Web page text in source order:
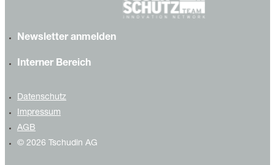
Newsletter anmelden
Interner Bereich
Datenschutz
Impressum
AGB
© 2026 Tschudin AG